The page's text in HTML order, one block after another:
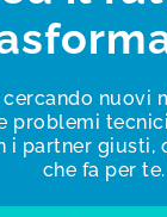
cercando nuovi
problemi
i partner giusti,
che fa per te.